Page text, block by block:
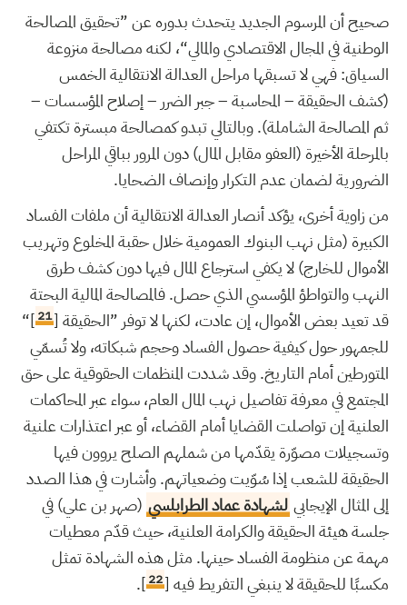
صحيح أن المرسوم الجديد يتحدث بدوره عن ”تحقيق المصالحة
الوطنية في المجال الاقتصادي والمالي“، لكنه مصالحة منزوعة
السياق: فهي لا تسبقها مراحل العدالة الانتقالية الخمس
(كشف الحقيقة – المحاسبة – جبر الضرر – إصلاح المؤسسات –
ثم المصالحة الشاملة). وبالتالي تبدو كمصالحة مبسترة تكتفي
بالمرحلة الأخيرة (العفو مقابل المال) دون المرور بباقي المراحل
الضرورية لضمان عدم التكرار وإنصاف الضحايا.
من زاوية أخرى، يؤكد أنصار العدالة الانتقالية أن ملفات الفساد
الكبيرة (مثل نهب البنوك العمومية خلال حقبة المخلوع وتهريب
الأموال للخارج) لا يكفي استرجاع المال فيها دون كشف طرق
النهب والتواطؤ المؤسسي الذي حصل. فالمصالحة المالية البحتة
قد تعيد بعض الأموال، إن عادت، لكنها لا توفر ”الحقيقة [21
]“
للجمهور حول كيفية حصول الفساد وحجم شبكاته، ولا تُسمّي
المتورطين أمام التاريخ. وقد شددت المنظمات الحقوقية على حق
المجتمع في معرفة تفاصيل نهب المال العام، سواء عبر المحاكمات
العلنية إن تواصلت القضايا أمام القضاء، أو عبر اعتذارات علنية
وتسجيلات مصوّرة يقدّمها من شملهم الصلح يروون فيها
الحقيقة للشعب إذا سُوّيت وضعياتهم. وأشارت في هذا الصدد
إلى المثال الإيجابي لشهادة عماد الطرابلسي (صهر بن علي) في
جلسة هيئة الحقيقة والكرامة العلنية، حيث قدّم معطيات
مهمة عن منظومة الفساد حينها. مثل هذه الشهادة تمثل
مكسبًا للحقيقة لا ينبغي التفريط فيه [22
].